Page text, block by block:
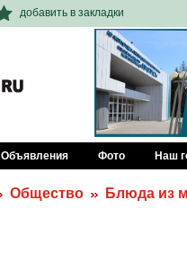
добавить в закладки
Объявления Фото Наш
Общество Блюда из